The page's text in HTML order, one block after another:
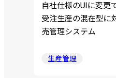
自社仕様のUIに変更
受注生産の混在型に
売管理システム
生産管理